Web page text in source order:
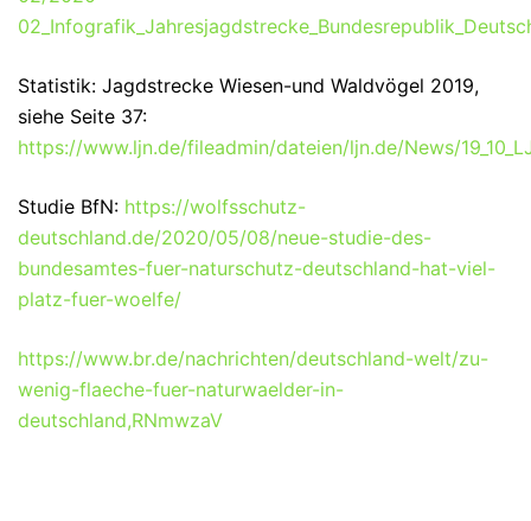
Statistik: Jagdstrecke Wiesen-und Waldvögel 2019,
siehe Seite 37:
https://www.ljn.de/fileadmin/dateien/ljn.de/News/
Studie BfN: https://wolfsschutz-
deutschland.de/2020/05/08/neue-studie-des-
bundesamtes-fuer-naturschutz-deutschland-hat-viel-
platz-fuer-woelfe/
https://www.br.de/nachrichten/deutschland-welt/zu-
wenig-flaeche-fuer-naturwaelder-in-
deutschland,RNmwzaV